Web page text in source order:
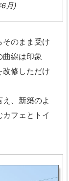
月)
のまま受け
線は印象
修しただけ
、新築のよ
フェとトイ